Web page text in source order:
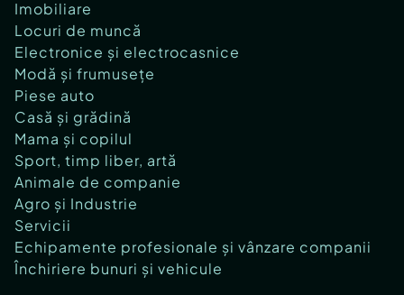
Imobiliare
Locuri de muncă
Electronice și electrocasnice
Modă și frumusețe
Piese auto
Casă și grădină
Mama și copilul
Sport, timp liber, artă
Animale de companie
Agro și Industrie
Servicii
Echipamente profesionale și vânzare companii
Închiriere bunuri și vehicule